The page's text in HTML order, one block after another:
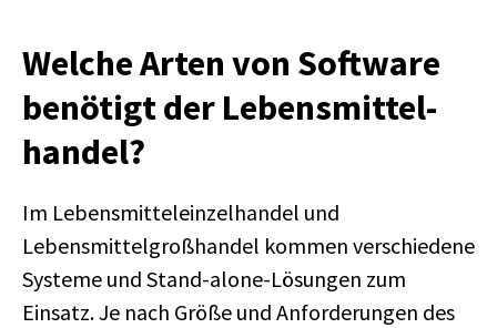
Welche Arten von Software
benötigt der Lebensmittel­
handel?
Im Lebensmitteleinzelhandel und
Lebensmittelgroßhandel kommen verschiedene
Systeme und Stand-alone-Lösungen zum
Einsatz. Je nach Größe und Anforderungen des